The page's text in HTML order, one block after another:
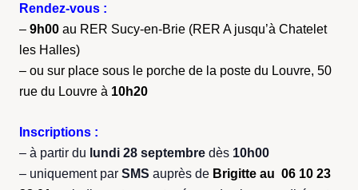
Rendez-vous :
– 9h00 au RER Sucy-en-Brie (RER A jusqu’à Chatelet
les Halles)
– ou sur place sous le porche de la poste du Louvre, 50
rue du Louvre à 10h20
Inscriptions :
– à partir du lundi 28 septembre dès 10h00
– uniquement par SMS auprès de Brigitte au 06 10 23